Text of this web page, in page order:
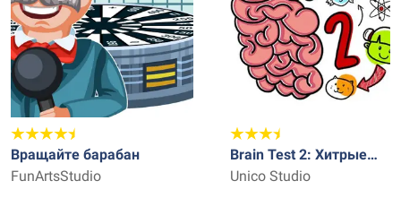
Вращайте барабан
FunArtsStudio
Brain Test 2: Хитрые
Рассказы
Unico Studio